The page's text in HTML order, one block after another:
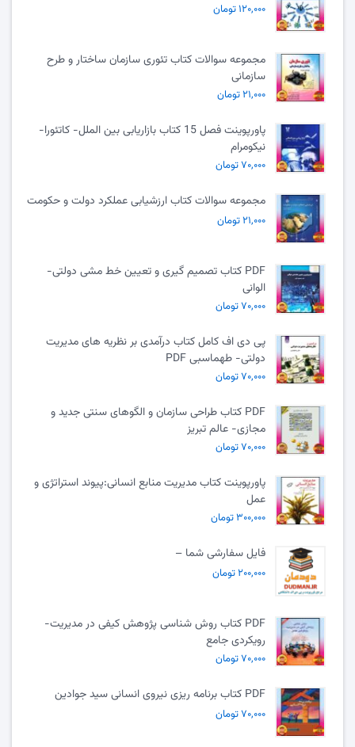
۱۲۰,۰۰۰ تومان
مجموعه سوالات کتاب تئوری سازمان ساختار و طرح
سازمانی
۲۱,۰۰۰ تومان
پاورپوینت فصل 15 کتاب بازاریابی بین الملل- کاتئورا-
نیکومرام
۷۰,۰۰۰ تومان
مجموعه سوالات کتاب ارزشیابی عملکرد دولت و حکومت
۲۱,۰۰۰ تومان
PDF کتاب تصمیم گیری و تعیین خط مشی دولتی-
الوانی
۷۰,۰۰۰ تومان
پی دی اف کامل کتاب درآمدی بر نظریه های مدیریت
دولتی- طهماسبی PDF
۷۰,۰۰۰ تومان
PDF کتاب طراحی سازمان و الگوهای سنتی جدید و
مجازی- عالم تبریز
۷۰,۰۰۰ تومان
پاورپوینت کتاب مدیریت منابع انسانی:پیوند استراتژی و
عمل
۳۰۰,۰۰۰ تومان
فایل سفارشی شما –
۲۰۰,۰۰۰ تومان
PDF کتاب روش شناسی پژوهش کیفی در مدیریت-
رویکردی جامع
۷۰,۰۰۰ تومان
PDF کتاب برنامه ریزی نیروی انسانی سید جوادین
۷۰,۰۰۰ تومان